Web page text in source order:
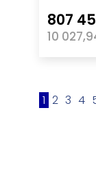
807
10
1 2 3 4